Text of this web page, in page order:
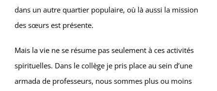
dans un autre quartier populaire, où là aussi la mission
des sœurs est présente.
Mais la vie ne se résume pas seulement à ces activités
spirituelles. Dans le collège je pris place au sein d’une
armada de professeurs, nous sommes plus ou moins